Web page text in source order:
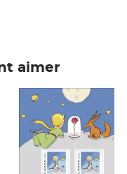
aimer
Prix 7,50€